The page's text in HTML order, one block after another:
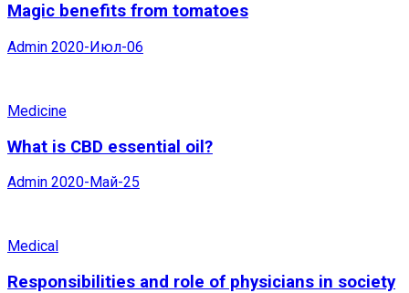
Magic benefits from tomatoes
Admin 2020-Июл-06
Medicine
What is CBD essential oil?
Admin 2020-Май-25
Medical
Responsibilities and role of physicians in society